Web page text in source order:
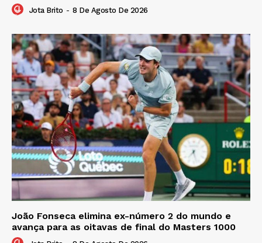
Jota Brito - 8 De Agosto De 2026
João Fonseca elimina ex-número 2 do mundo e
avança para as oitavas de final do Masters 1000